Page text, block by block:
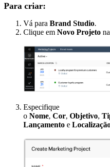
Para criar:
Vá para Brand Studio.
Clique em Novo Projeto
Especifique
o Nome, Cor, Objetivo,
Lançamento e